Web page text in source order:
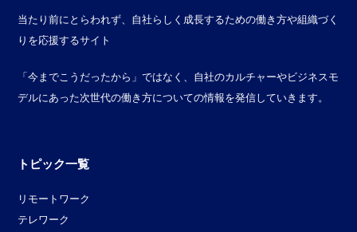
当たり前にとらわれず、自社らしく成長するための働き方や組織づく
りを応援するサイト
「今までこうだったから」ではなく、自社のカルチャーやビジネスモ
デルにあった次世代の働き方についての情報を発信していきます。
トピック一覧
リモートワーク
テレワーク